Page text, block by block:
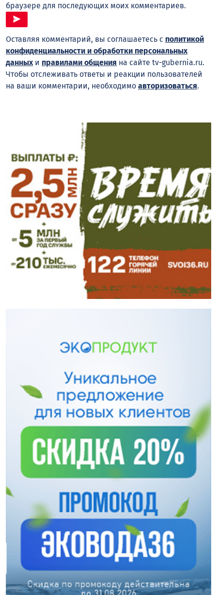
браузере для последующих моих комментариев.
Оставляя комментарий, вы соглашаетесь с политикой
конфиденциальности и обработки персональных
данных и правилами общения на сайте tv-gubernia.ru.
Чтобы отслеживать ответы и реакции пользователей
на ваши комментарии, необходимо авторизоваться.